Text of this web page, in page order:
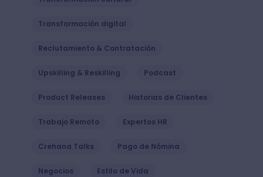
Transformación digital
Reclutamiento & Contratación
Upskilling & Reskilling Podcast
Product Releases Historias de Clientes
Trabajo Remoto Expertos HR
Crehana Talks Pago de Nómina
Negocios Estilo de Vida